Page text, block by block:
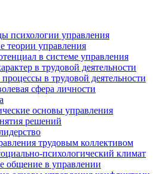
психологии управления
теории управления
в системе управления
в трудовой деятельности
в трудовой деятельности
сфера личности
основы управления
решений
трудовым коллективом
психологический климат
общение в управлении